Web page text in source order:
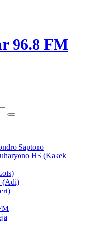
96.8 FM
Saptono
HS (Kakek
(Adi)